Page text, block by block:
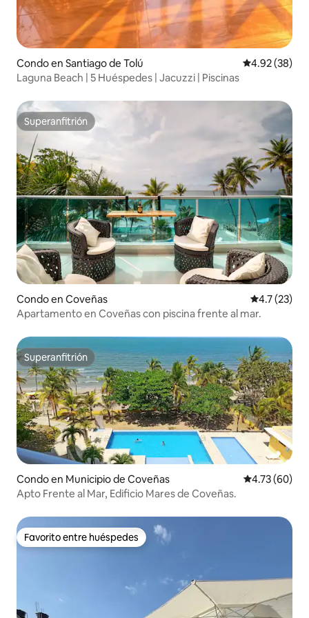
Condo en Santiago de Tolú Calificación
4.92 (38)
Laguna Beach | 5 Huéspedes | Jacuzzi | Piscinas
Superanfitrión
Superanfitrión
Condo en Coveñas Calificación
4.7 (23)
Apartamento en Coveñas con piscina frente al mar.
Superanfitrión
Superanfitrión
Condo en Municipio de Coveñas Calificación
4.73 (60)
Apto Frente al Mar, Edificio Mares de Coveñas.
Favorito entre huéspedes
Favorito entre huéspedes